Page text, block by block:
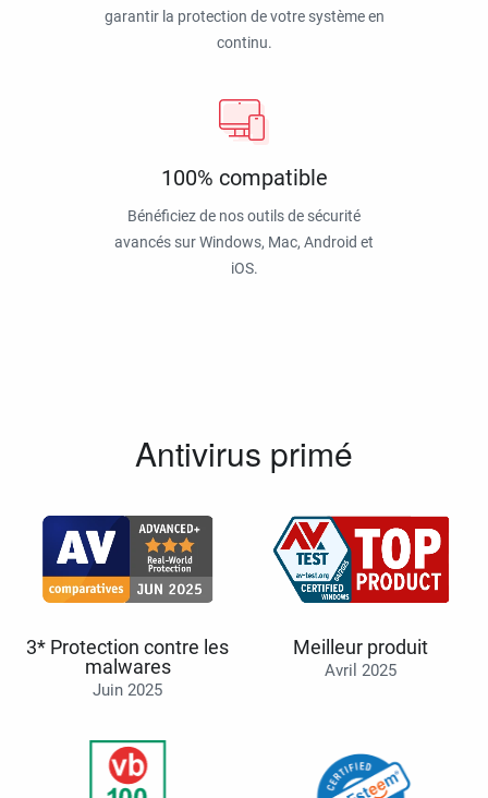
garantir la protection de votre système en
continu.
100% compatible
Bénéficiez de nos outils de sécurité
avancés sur Windows, Mac, Android et
iOS.
Antivirus primé
3* Protection contre les
malwares
Juin 2025
Meilleur produit
Avril 2025